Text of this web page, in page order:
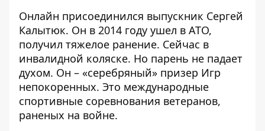
Онлайн присоединился выпускник Сергей
Калытюк. Он в 2014 году ушел в АТО,
получил тяжелое ранение. Сейчас в
инвалидной коляске. Но парень не падает
духом. Он – «серебряный» призер Игр
непокоренных. Это международные
спортивные соревнования ветеранов,
раненых на войне.